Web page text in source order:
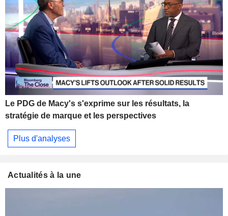
Le PDG de Macy's s'exprime sur les résultats, la
stratégie de marque et les perspectives
Plus d'analyses
Actualités à la une